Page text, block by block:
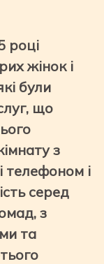
році
жінок і
були
що
з
телефоном і
серед
з
та